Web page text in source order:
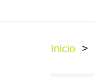
Inicio